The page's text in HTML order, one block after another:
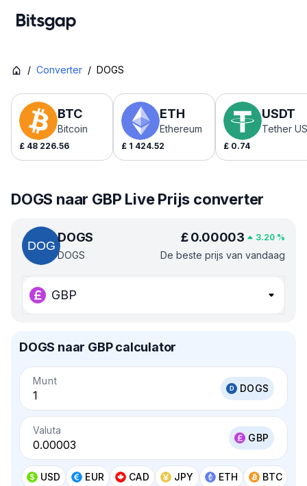
/ Converter / DOGS
BTC
Bitcoin
£ 48 226.56
ETH
Ethereum
£ 1 424.52
USDT
Tether
£ 0.74
DOGS naar GBP Live Prijs converter
DOGS
DOGS
£ 0.00003 3.20 %
De beste prijs van vandaag
GBP
DOGS naar GBP calculator
Munt
DOGS
Valuta
GBP
USD EUR CAD JPY ETH BTC